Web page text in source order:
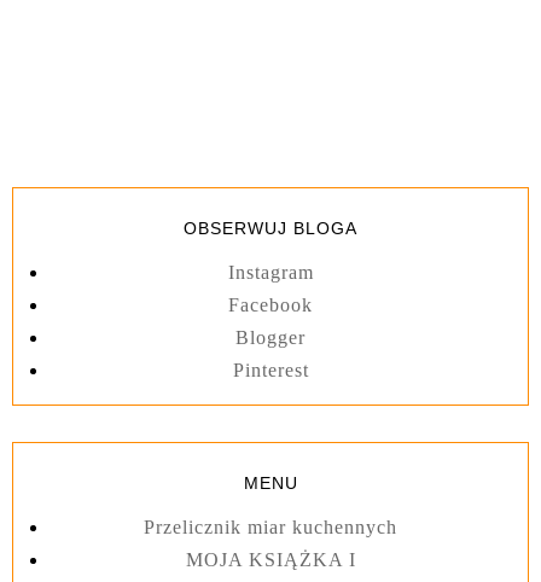
OBSERWUJ BLOGA
Instagram
Facebook
Blogger
Pinterest
MENU
Przelicznik miar kuchennych
MOJA KSIĄŻKA I